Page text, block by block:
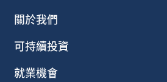
關於我們
可持續投資
就業機會